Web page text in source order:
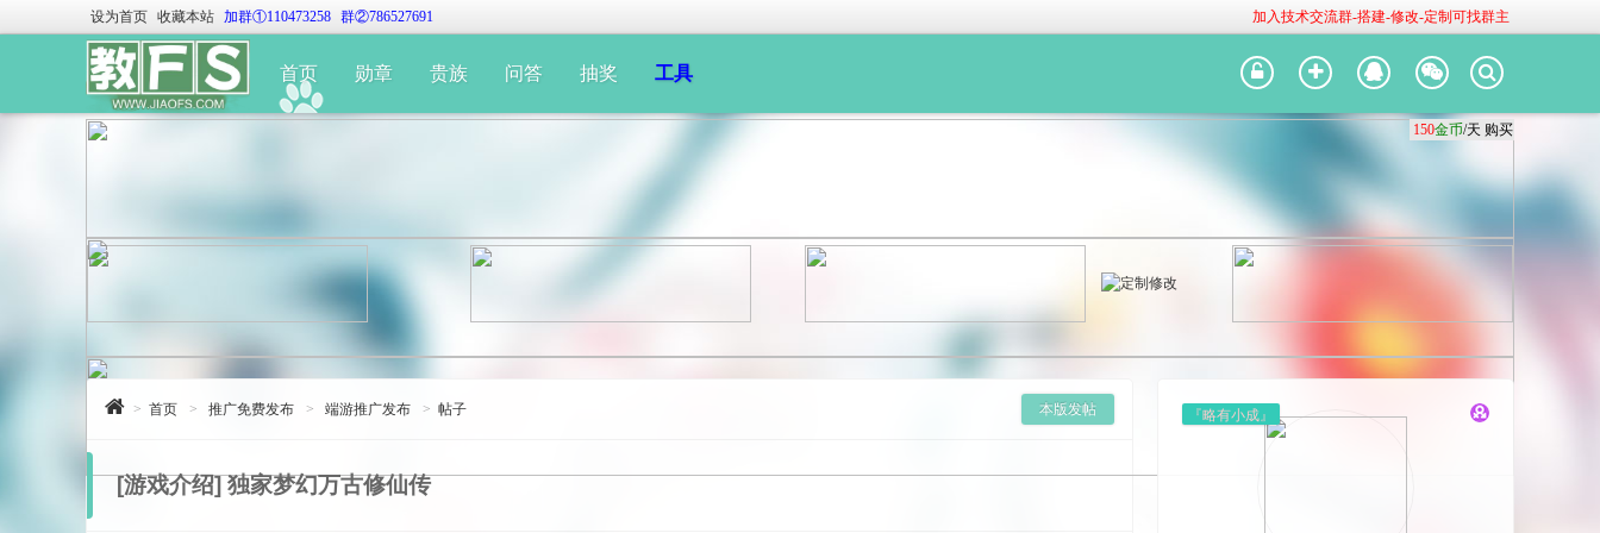
设为首页 收藏本站 加群①110473258 群②786527691 加入技术交流群-搭建-修改-定制可找群主
首页 勋章 贵族 问答 抽奖 工具
150金币/天 购买
150金币/天 购买
150金币/天 购买
> 首页 > 推广免费发布 > 端游推广发布 > 帖子 本版发帖
[游戏介绍] 独家梦幻万古修仙传
『略有小成』